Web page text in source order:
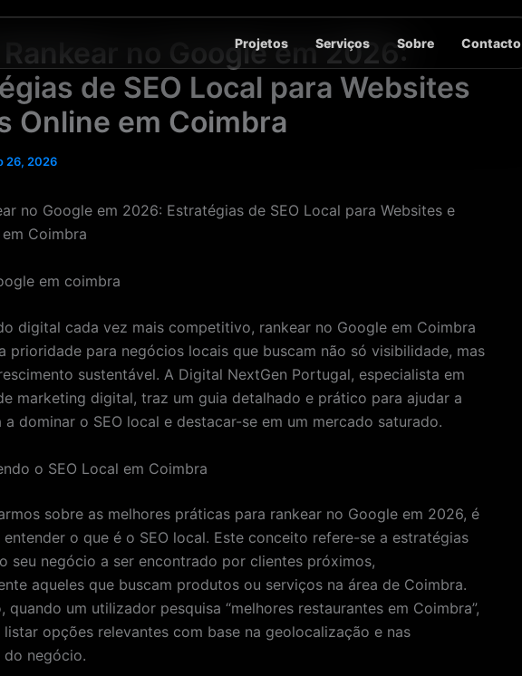
Projetos Serviços Sobre Contacto
no Google em 2026:
de SEO Local para Websites
Online em Coimbra
26, 2026
no Google em 2026: Estratégias de SEO Local para Websites e
Coimbra
digital cada vez mais competitivo, rankear no Google em Coimbra
prioridade para negócios locais que buscam não só visibilidade, mas
sustentável. A Digital NextGen Portugal, especialista em
marketing digital, traz um guia detalhado e prático para ajudar a
a dominar o SEO local e destacar-se em um mercado saturado.
o SEO Local em Coimbra
sobre as melhores práticas para rankear no Google em 2026, é
o que é o SEO local. Este conceito refere-se a estratégias
seu negócio a ser encontrado por clientes próximos,
aqueles que buscam produtos ou serviços na área de Coimbra.
quando um utilizador pesquisa “melhores restaurantes em Coimbra”,
opções relevantes com base na geolocalização e nas
do negócio.